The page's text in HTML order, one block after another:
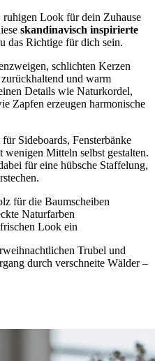
Look für dein Zuhause
skandinavisch inspirierte
das Richtige für dich sein.
schlichten Kerzen
und warm
Details wie Naturkordel,
Zapfen erzeugen harmonische
Sideboards, Fensterbänke
wenigen Mitteln selbst gestalten.
für eine hübsche Staffelung,
für die Baumscheiben
Naturfarben
Look ein
Trubel und
durch verschneite Wälder –